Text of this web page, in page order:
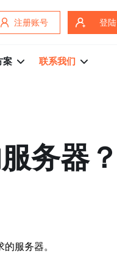
注册账号 登陆
案 联系我们
务器？
服务器。